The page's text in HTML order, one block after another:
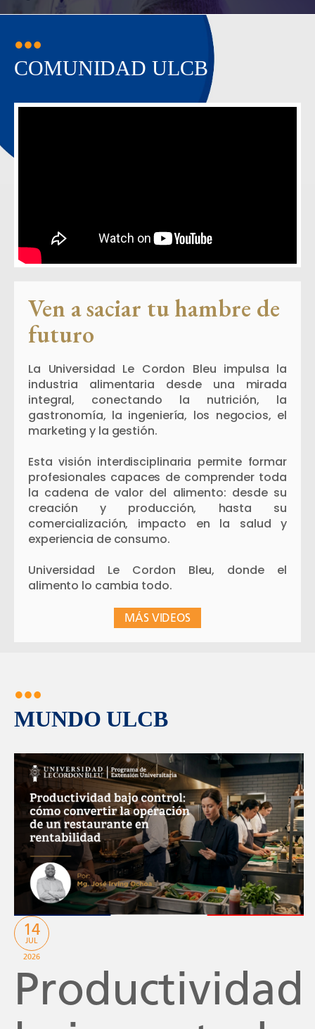
COMUNIDAD ULCB
Ven a saciar tu hambre de
futuro
La Universidad Le Cordon Bleu impulsa la
industria alimentaria desde una mirada
integral, conectando la nutrición, la
gastronomía, la ingeniería, los negocios, el
marketing y la gestión.
Esta visión interdisciplinaria permite formar
profesionales capaces de comprender toda
la cadena de valor del alimento: desde su
creación y producción, hasta su
comercialización, impacto en la salud y
experiencia de consumo.
Universidad Le Cordon Bleu, donde el
alimento lo cambia todo.
MÁS VIDEOS
MUNDO ULCB
14
JUL
2026
Productividad